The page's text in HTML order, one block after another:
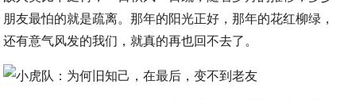
朋友最怕的就是疏离。那年的阳光正好，那年的花红柳绿，
还有意气风发的我们，就真的再也回不去了。